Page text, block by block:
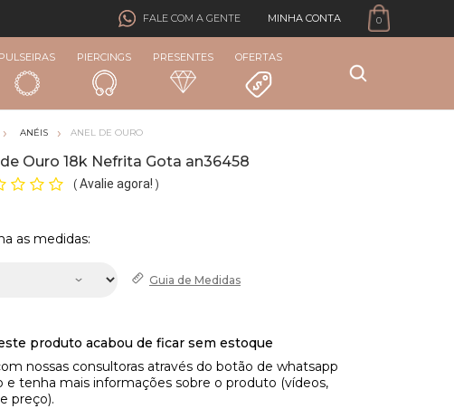
FALE COM A GENTE MINHA CONTA 0
PULSEIRAS PIERCINGS PRESENTES OFERTAS
ANÉIS ANEL DE OURO
Ouro 18k Nefrita Gota an36458
( Avalie agora! )
as medidas:
Guia de Medidas